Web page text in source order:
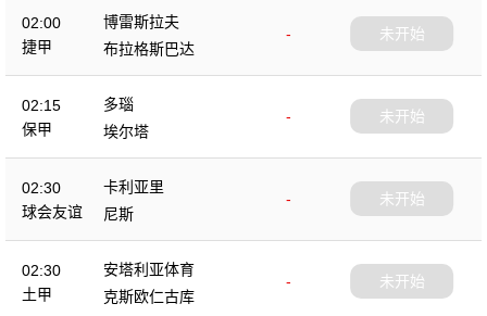
02:00
捷甲
博雷斯拉夫
-
布拉格斯巴达
未开始
02:15
保甲
多瑙
-
埃尔塔
未开始
02:30
球会友谊
卡利亚里
-
尼斯
未开始
02:30
土甲
安塔利亚体育
-
克斯欧仁古库
未开始